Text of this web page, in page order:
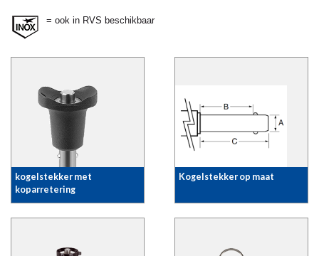
= ook in RVS beschikbaar
kogelstekker met
koparretering
Kogelstekker op maat